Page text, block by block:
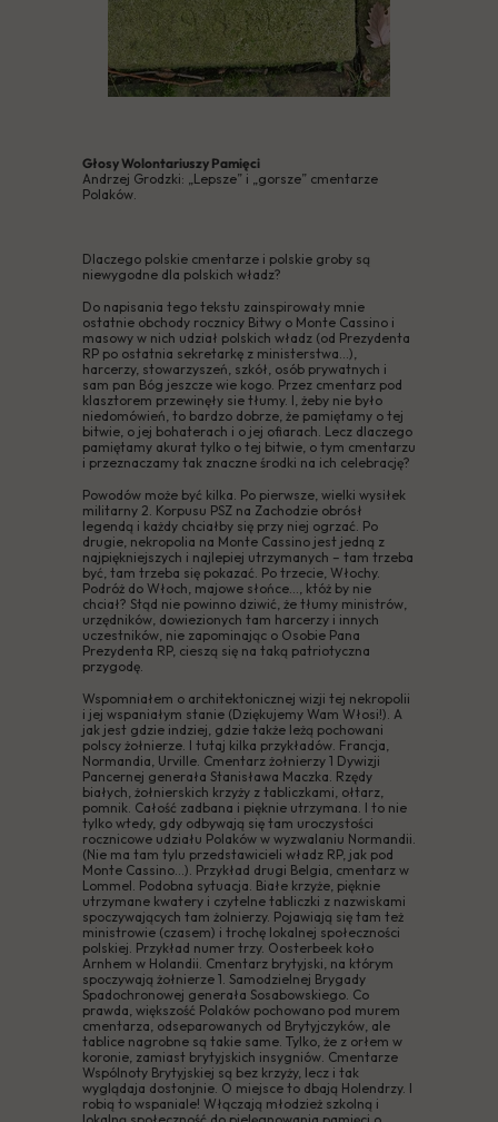
Głosy Wolontariuszy Pamięci
Andrzej Grodzki: „Lepsze” i „gorsze” cmentarze
Polaków.
Dlaczego polskie cmentarze i polskie groby są
niewygodne dla polskich władz?
Do napisania tego tekstu zainspirowały mnie
ostatnie obchody rocznicy Bitwy o Monte Cassino i
masowy w nich udział polskich władz (od Prezydenta
RP po ostatnia sekretarkę z ministerstwa...),
harcerzy, stowarzyszeń, szkół, osób prywatnych i
sam pan Bóg jeszcze wie kogo. Przez cmentarz pod
klasztorem przewinęły sie tłumy. I, żeby nie było
niedomówień, to bardzo dobrze, że pamiętamy o tej
bitwie, o jej bohaterach i o jej ofiarach. Lecz dlaczego
pamiętamy akurat tylko o tej bitwie, o tym cmentarzu
i przeznaczamy tak znaczne środki na ich celebrację?
Powodów może być kilka. Po pierwsze, wielki wysiłek
militarny 2. Korpusu PSZ na Zachodzie obrósł
legendą i każdy chciałby się przy niej ogrzać. Po
drugie, nekropolia na Monte Cassino jest jedną z
najpiękniejszych i najlepiej utrzymanych – tam trzeba
być, tam trzeba się pokazać. Po trzecie, Włochy.
Podróż do Włoch, majowe słońce..., któż by nie
chciał? Stąd nie powinno dziwić, że tłumy ministrów,
urzędników, dowiezionych tam harcerzy i innych
uczestników, nie zapominając o Osobie Pana
Prezydenta RP, cieszą się na taką patriotyczna
przygodę.
Wspomniałem o architektonicznej wizji tej nekropolii
i jej wspaniałym stanie (Dziękujemy Wam Włosi!). A
jak jest gdzie indziej, gdzie także leżą pochowani
polscy żołnierze. I tutaj kilka przykładów. Francja,
Normandia, Urville. Cmentarz żołnierzy 1 Dywizji
Pancernej generała Stanisława Maczka. Rzędy
białych, żołnierskich krzyży z tabliczkami, ołtarz,
pomnik. Całość zadbana i pięknie utrzymana. I to nie
tylko wtedy, gdy odbywają się tam uroczystości
rocznicowe udziału Polaków w wyzwalaniu Normandii.
(Nie ma tam tylu przedstawicieli władz RP, jak pod
Monte Cassino...). Przykład drugi Belgia, cmentarz w
Lommel. Podobna sytuacja. Białe krzyże, pięknie
utrzymane kwatery i czytelne tabliczki z nazwiskami
spoczywających tam żolnierzy. Pojawiają się tam też
ministrowie (czasem) i trochę lokalnej społeczności
polskiej. Przykład numer trzy. Oosterbeek koło
Arnhem w Holandii. Cmentarz brytyjski, na którym
spoczywają żołnierze 1. Samodzielnej Brygady
Spadochronowej generała Sosabowskiego. Co
prawda, większość Polaków pochowano pod murem
cmentarza, odseparowanych od Brytyjczyków, ale
tablice nagrobne są takie same. Tylko, że z orłem w
koronie, zamiast brytyjskich insygniów. Cmentarze
Wspólnoty Brytyjskiej są bez krzyży, lecz i tak
wyglądaja dostonjnie. O miejsce to dbają Holendrzy. I
robią to wspaniale! Włączają młodzież szkolną i